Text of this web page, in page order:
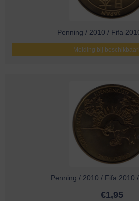
Penning / 2010 / Fifa
Melding bij
Penning / 2010 / Fifa 2010
€1,95